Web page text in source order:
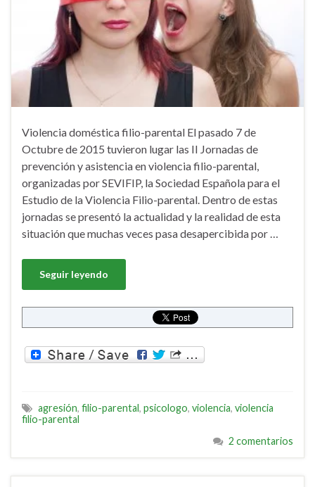
Violencia doméstica filio-parental El pasado 7 de
Octubre de 2015 tuvieron lugar las II Jornadas de
prevención y asistencia en violencia filio-parental,
organizadas por SEVIFIP, la Sociedad Española para el
Estudio de la Violencia Filio-parental. Dentro de estas
jornadas se presentó la actualidad y la realidad de esta
situación que muchas veces pasa desapercibida por …
Seguir leyendo
agresión, filio-parental, psicologo, violencia, violencia
filio-parental
2 comentarios